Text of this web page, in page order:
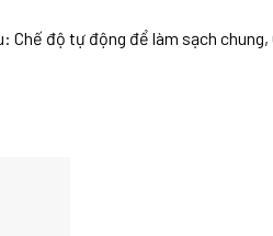
Chế độ tự động để làm sạch